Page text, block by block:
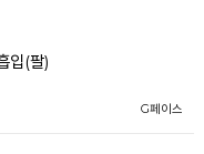
입(팔)
G페이스